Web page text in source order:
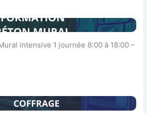
intensive 1 journée 8:00 à 18:00 –